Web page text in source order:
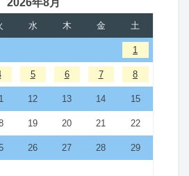
2026年8月
水 木 金 土
1
5 6 7 8
12 13 14 15
19 20 21 22
26 27 28 29